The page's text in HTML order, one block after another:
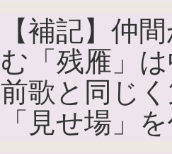
【補記】仲
む「残雁」
前歌と同じ
「見せ場」